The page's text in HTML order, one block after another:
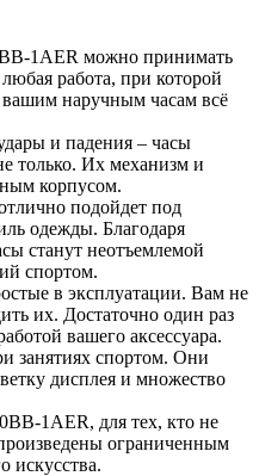
1AER можно принимать
работа, при которой
вашим наручным часам всё
и падения – часы
только. Их механизм и
корпусом.
подойдет под
одежды. Благодаря
станут неотъемлемой
спортом.
в эксплуатации. Вам не
их. Достаточно один раз
вашего аксессуара.
занятиях спортом. Они
дисплея и множество
1AER, для тех, кто не
ограниченным
искусства.